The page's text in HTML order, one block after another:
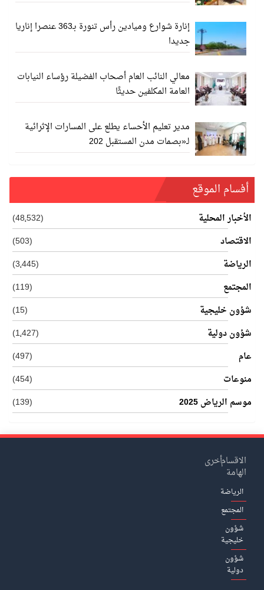
إنارة شوارع وميادين رأس تنورة بـ363 عنصرا إناريا
جديدا
معالي النائب العام أصحاب الفضيلة رؤساء النيابات
العامة المكلفين حديثًا
مدير تعليم الأحساء يطلع على المسارات الإثرائية
لـ«بصمات مدن المستقبل 202
أفسام الموقع
الأخبار المحلية
(48٬532)
الاقتصاد
(503)
الرياضة
(3٬445)
المجتمع
(119)
شؤون خليجية
(15)
شؤون دولية
(1٬427)
عام
(497)
منوعات
(454)
موسم الرياض 2025
(139)
الاقسام
الهامة
الرياضة
المجتمع
شؤون
خليجية
شؤون
دولية
أخرى